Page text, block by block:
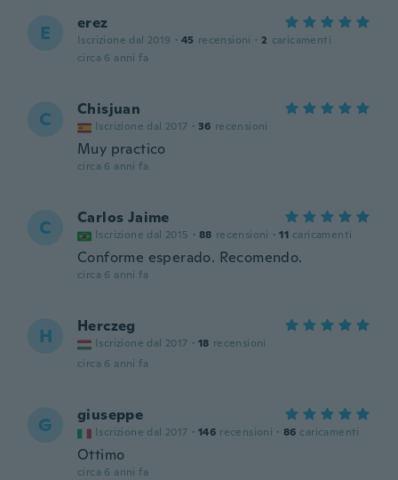
E erez
Iscrizione dal 2019 · 45 recensioni · 2 caricamenti
circa 6 anni fa
C Chisjuan
Iscrizione dal 2017 · 36 recensioni
Muy practico
circa 6 anni fa
C Carlos Jaime
Iscrizione dal 2015 · 88 recensioni · 11 caricamenti
Conforme esperado. Recomendo.
circa 6 anni fa
H Herczeg
Iscrizione dal 2017 · 18 recensioni
circa 6 anni fa
G giuseppe
Iscrizione dal 2017 · 146 recensioni · 86 caricamenti
Ottimo
circa 6 anni fa